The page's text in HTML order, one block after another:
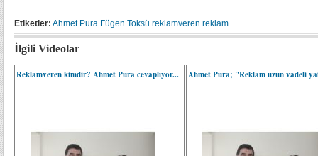
Etiketler: Ahmet Pura Fügen Toksü reklamveren reklam
İlgili Videolar
Reklamveren kimdir? Ahmet Pura cevaplıyor... Ahmet Pura; "Reklam uzun vadeli